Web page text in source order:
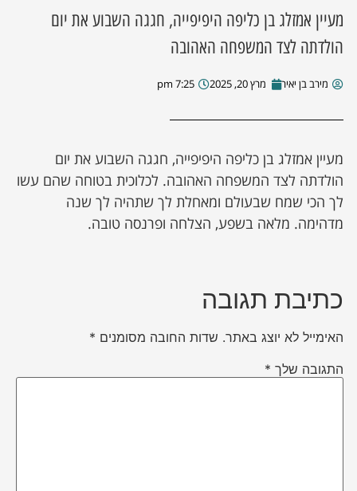
מסע מלחמה
השבוע
מקומית
עסקים
מעיין אמזלג בן כליפה היפיפייה, חגגה השבוע את יום
הולדתה לצד המשפחה האהובה
מירב בן יאיר מרץ 20, 2025 7:25 pm
מעיין אמזלג בן כליפה היפיפייה, חגגה השבוע את יום
הולדתה לצד המשפחה האהובה. לכלוכית בטוחה שהם עשו
לך הכי שמח שבעולם ומאחלת לך שתהיה לך שנה
מדהימה. מלאה בשפע, הצלחה ופרנסה טובה.
כתיבת תגובה
האימייל לא יוצג באתר. שדות החובה מסומנים *
התגובה שלך *